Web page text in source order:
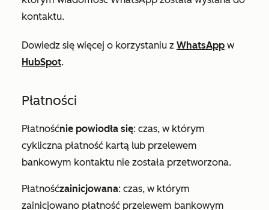
kontaktu.
Dowiedz się więcej o korzystaniu z WhatsApp w
HubSpot.
Płatności
Płatnośćnie powiodła się: czas, w którym
cykliczna płatność kartą lub przelewem
bankowym kontaktu nie została przetworzona.
Płatnośćzainicjowana: czas, w którym
zainicjowano płatność przelewem bankowym